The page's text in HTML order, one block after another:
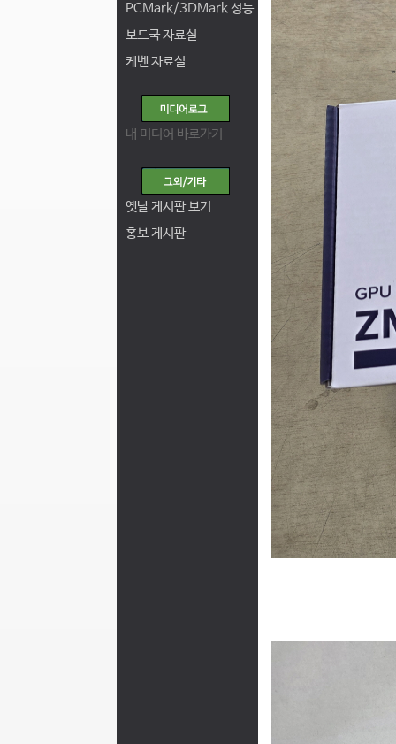
PCMark/3DMark 성능
보드국 자료실
케벤 자료실
내 미디어 바로가기
옛날 게시판 보기
홍보 게시판